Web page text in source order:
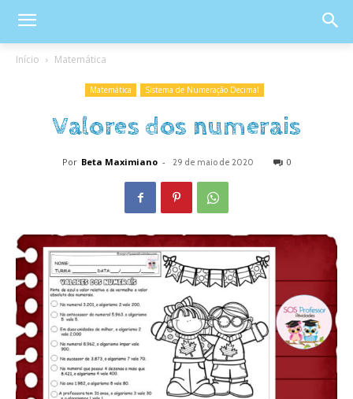
Início Matemática
Matemática Sistema de Numeração Decimal
Valores dos numerais
Por Beta Maximiano - 29 de maio de 2020 0